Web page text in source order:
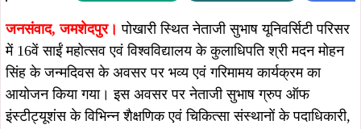
जनसंवाद,जमशेदपुर। पोखारी स्थित नेताजी सुभाष यूनिवर्सिटी परिसर
में 16वें साईं महोत्सव एवं विश्वविद्यालय के कुलाधिपति श्री मदन मोहन
सिंह के जन्मदिवस के अवसर पर भव्य एवं गरिमामय कार्यक्रम का
आयोजन किया गया। इस अवसर पर नेताजी सुभाष ग्रुप ऑफ
इंस्टीट्यूशंस के विभिन्न शैक्षणिक एवं चिकित्सा संस्थानों के पदाधिकारी,